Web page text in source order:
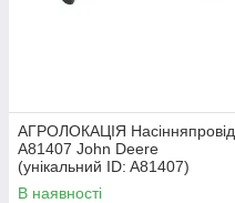
АГРОЛОКАЦІЯ Насінняпровід
A81407 John Deere
(унікальний ID: A81407)
В наявності